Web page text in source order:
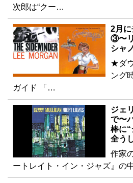
次郎は“クー…
2月
③〜
シャ
★ダ
ング
ガイド 「…
ジェ
で〜
棒に“
全う
作家
ートレイト・イン・ジャズ』の